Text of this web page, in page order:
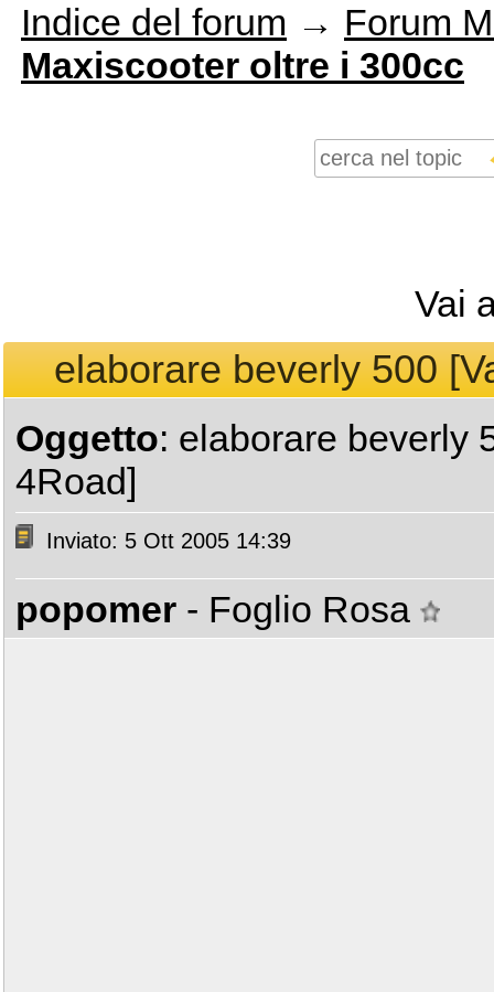
Indice del forum → Forum
Maxiscooter oltre i 300cc
Vai
elaborare beverly 500
Oggetto: elaborare beverly
4Road]
Inviato: 5 Ott 2005 14:39
popomer - Foglio Rosa